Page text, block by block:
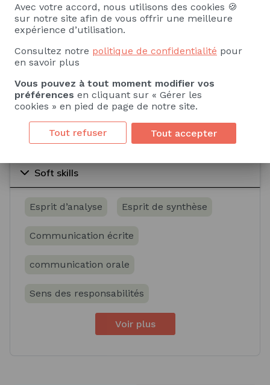
Savoir
Sciences de l'eau Océanologie
Aérologie Climatologie Géotechnique
Soft skills
Esprit d’analyse Esprit de synthèse
Communication écrite
communication orale
Sens des responsabilités
Voir plus
Avec votre accord, nous utilisons des cookies 🍪
sur notre site afin de vous offrir une meilleure
expérience d’utilisation.
Consultez notre politique de confidentialité pour
en savoir plus
Vous pouvez à tout moment modifier vos
préférences en cliquant sur « Gérer les
cookies » en pied de page de notre site.
Tout refuser Tout accepter